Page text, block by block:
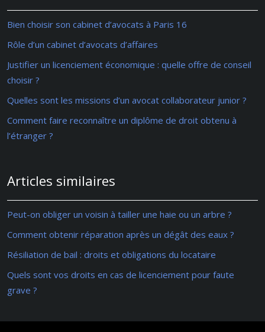
Bien choisir son cabinet d’avocats à Paris 16
Rôle d’un cabinet d’avocats d’affaires
Justifier un licenciement économique : quelle offre de conseil
choisir ?
Quelles sont les missions d’un avocat collaborateur junior ?
Comment faire reconnaître un diplôme de droit obtenu à
l’étranger ?
Articles similaires
Peut-on obliger un voisin à tailler une haie ou un arbre ?
Comment obtenir réparation après un dégât des eaux ?
Résiliation de bail : droits et obligations du locataire
Quels sont vos droits en cas de licenciement pour faute
grave ?